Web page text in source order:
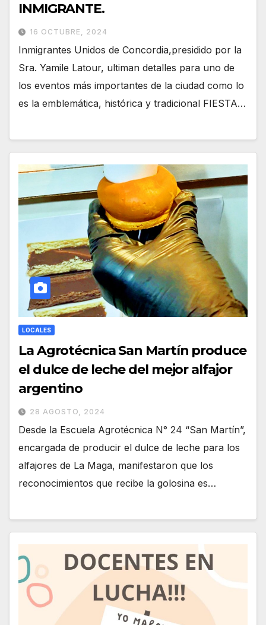
INMIGRANTE.
16 OCTUBRE, 2024
Inmigrantes Unidos de Concordia,presidido por la
Sra. Yamile Latour, ultiman detalles para uno de
los eventos más importantes de la ciudad como lo
es la emblemática, histórica y tradicional FIESTA…
LOCALES
La Agrotécnica San Martín produce
el dulce de leche del mejor alfajor
argentino
28 AGOSTO, 2024
Desde la Escuela Agrotécnica N° 24 “San Martín”,
encargada de producir el dulce de leche para los
alfajores de La Maga, manifestaron que los
reconocimientos que recibe la golosina es…